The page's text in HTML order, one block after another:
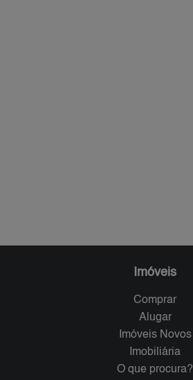
Imóveis
Comprar
Alugar
Imóveis Novos
Imobiliária
O que procura?